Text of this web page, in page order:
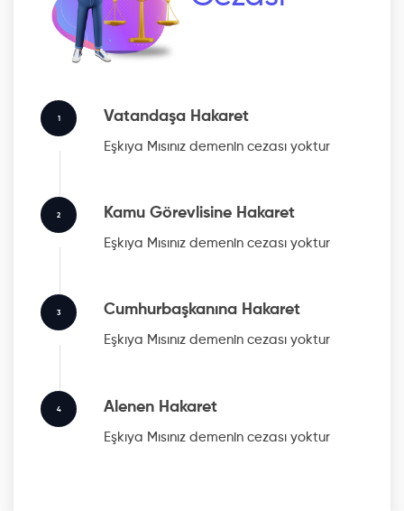
1 Vatandaşa Hakaret
Eşkıya Mısınız demenin cezası yoktur
2 Kamu Görevlisine Hakaret
Eşkıya Mısınız demenin cezası yoktur
3 Cumhurbaşkanına Hakaret
Eşkıya Mısınız demenin cezası yoktur
4 Alenen Hakaret
Eşkıya Mısınız demenin cezası yoktur